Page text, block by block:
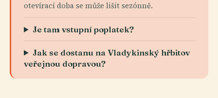
otevírací doba se může lišit sezónně.
Je tam vstupní poplatek?
Jak se dostanu na Vladykinský hřbitov
veřejnou dopravou?